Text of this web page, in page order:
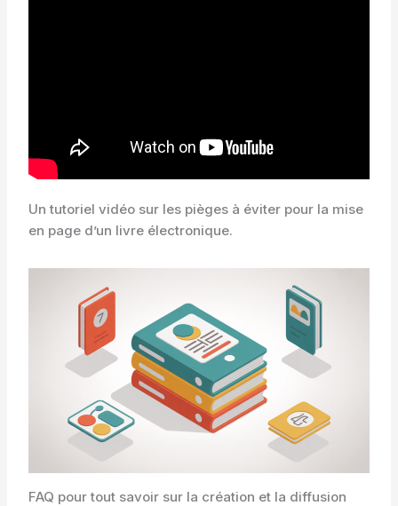
Un tutoriel vidéo sur les pièges à éviter pour la mise
en page d’un livre électronique.
FAQ pour tout savoir sur la création et la diffusion